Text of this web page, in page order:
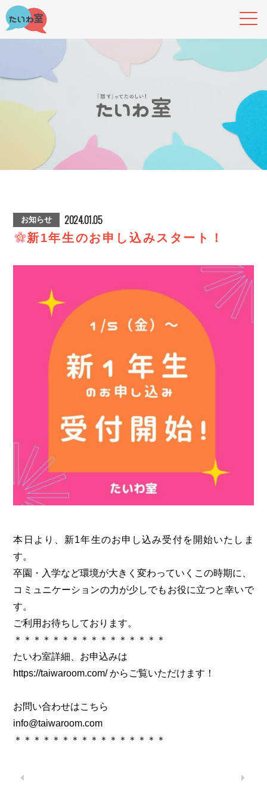
お知らせ 2024.01.05
新1年生のお申し込みスタート！
本日より、新1年生のお申し込み受付を開始いたしま
す。
卒園・入学など環境が大きく変わっていくこの時期に、
コミュニケーションの力が少しでもお役に立つと幸いで
す。
ご利用お待ちしております。
＊＊＊＊＊＊＊＊＊＊＊＊＊＊＊＊
たいわ室詳細、お申込みは
https://taiwaroom.com/ からご覧いただけます！
お問い合わせはこちら
info@taiwaroom.com
＊＊＊＊＊＊＊＊＊＊＊＊＊＊＊＊